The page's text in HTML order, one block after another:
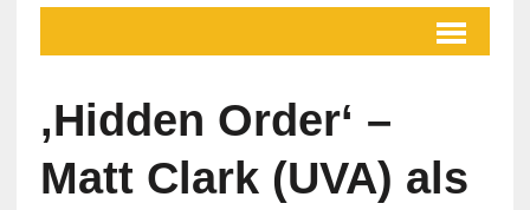
‚Hidden Order‘ –
Matt Clark (UVA) als